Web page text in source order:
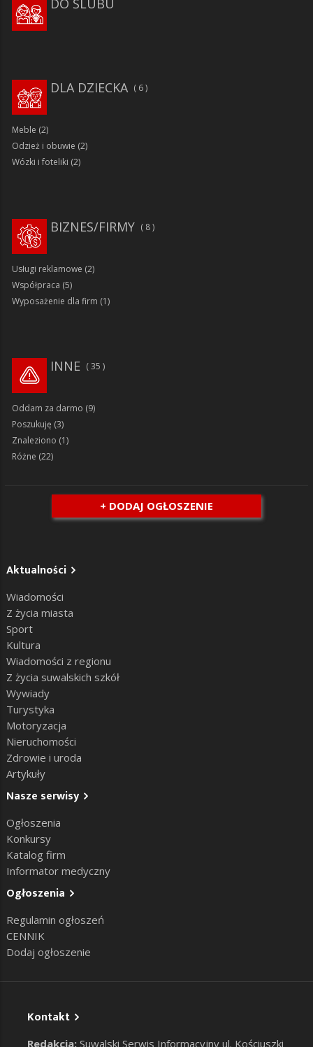
DO ŚLUBU
6
DLA DZIECKA
Meble (2)
Odzież i obuwie (2)
Wózki i foteliki (2)
8
BIZNES/FIRMY
Usługi reklamowe (2)
Współpraca (5)
Wyposażenie dla firm (1)
35
INNE
Oddam za darmo (9)
Poszukuję (3)
Znaleziono (1)
Różne (22)
+ DODAJ OGŁOSZENIE
Aktualności
Wiadomości
Z życia miasta
Sport
Kultura
Wiadomości z regionu
Z życia suwalskich szkół
Wywiady
Turystyka
Motoryzacja
Nieruchomości
Zdrowie i uroda
Artykuły
Nasze serwisy
Ogłoszenia
Konkursy
Katalog firm
Informator medyczny
Ogłoszenia
Regulamin ogłoszeń
CENNIK
Dodaj ogłoszenie
Kontakt
Redakcja: Suwalski Serwis Informacyjny ul. Kościuszki